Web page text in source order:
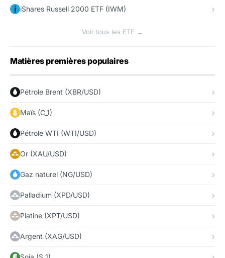
iShares Russell 2000 ETF (IWM)
Voir tous les ETF →
Matières premières populaires
Pétrole Brent (XBR/USD)
Maïs (C_1)
Pétrole WTI (WTI/USD)
Or (XAU/USD)
Gaz naturel (NG/USD)
Palladium (XPD/USD)
Platine (XPT/USD)
Argent (XAG/USD)